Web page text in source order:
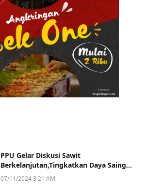
PPU Gelar Diskusi Sawit
Berkelanjutan,Tingkatkan Daya Saing
dan Kualitas
07/11/2024 3:21 AM